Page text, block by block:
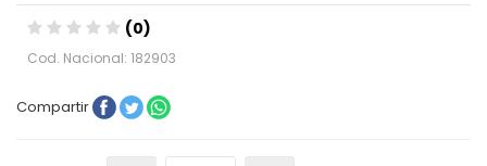
(0)
Cod. Nacional: 182903
Compartir